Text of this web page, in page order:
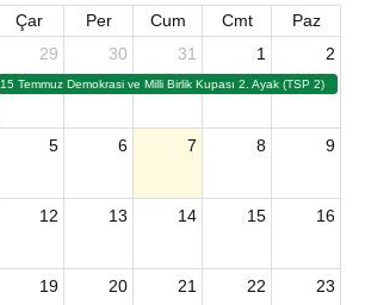
Çar Per Cum Cmt
Paz
29
15 Temmuz Demokrasi ve Milli Birlik Kupası 2. Ayak (TSP 2)
30 31 1 2
5 6 7 8 9
12 13 14 15 16
19 20 21 22 23